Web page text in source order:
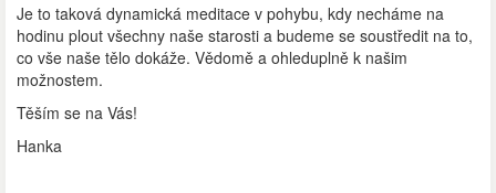
Je to taková dynamická meditace v pohybu, kdy necháme na
hodinu plout všechny naše starosti a budeme se soustředit na to,
co vše naše tělo dokáže. Vědomě a ohleduplně k našim
možnostem.
Těším se na Vás!
Hanka